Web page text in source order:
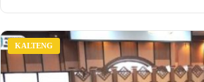
KALTENG